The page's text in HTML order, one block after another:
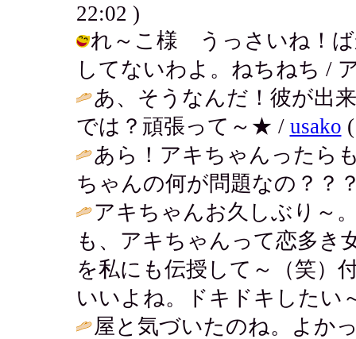
22:02 )
れ～こ様 うっさいね！ば
してないわよ。ねちねち /
あ、そうなんだ！彼が出
では？頑張って～★ / usako
あら！アキちゃんった
ちゃんの何が問題なの？？
アキちゃんお久しぶり～
も、アキちゃんって恋多き
を私にも伝授して～（笑）
いいよね。ドキドキしたい
屋と気づいたのね。よか